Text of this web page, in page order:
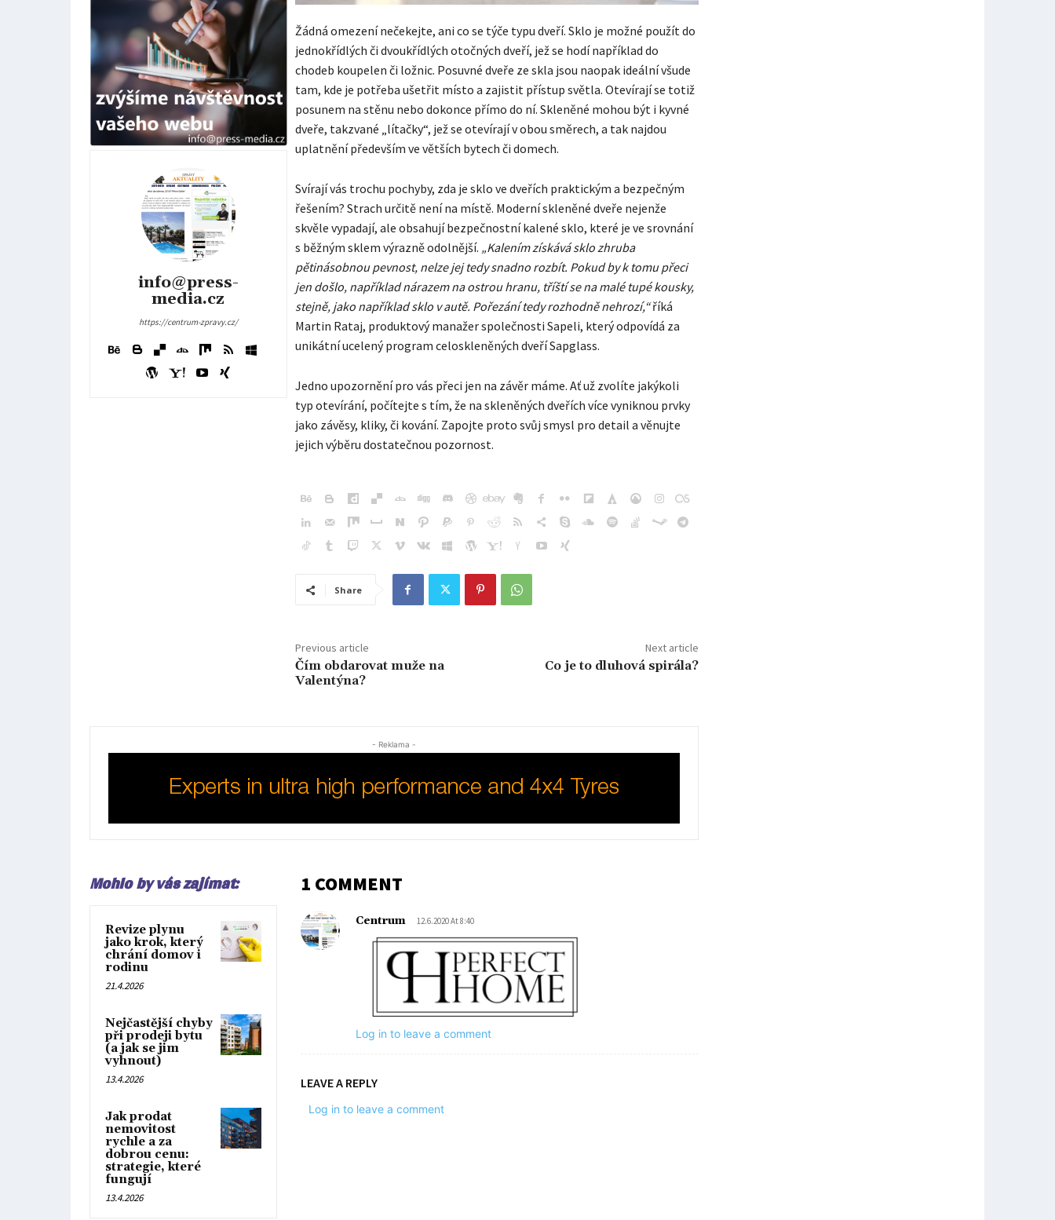
info@press-
media.cz
https://centrum-zpravy.cz/
Žádná omezení nečekejte, ani co se týče typu dveří. Sklo je možné použít do
jednokřídlých či dvoukřídlých otočných dveří, jež se hodí například do
chodeb koupelen či ložnic. Posuvné dveře ze skla jsou naopak ideální všude
tam, kde je potřeba ušetřit místo a zajistit přístup světla. Otevírají se totiž
posunem na stěnu nebo dokonce přímo do ní. Skleněné mohou být i kyvné
dveře, takzvané „lítačky“, jež se otevírají v obou směrech, a tak najdou
uplatnění především ve větších bytech či domech.
Svírají vás trochu pochyby, zda je sklo ve dveřích praktickým a bezpečným
řešením? Strach určitě není na místě. Moderní skleněné dveře nejenže
skvěle vypadají, ale obsahují bezpečnostní kalené sklo, které je ve srovnání
s běžným sklem výrazně odolnější. „Kalením získává sklo zhruba
pětinásobnou pevnost, nelze jej tedy snadno rozbít. Pokud by k tomu přeci
jen došlo, například nárazem na ostrou hranu, tříští se na malé tupé kousky,
stejně, jako například sklo v autě. Pořezání tedy rozhodně nehrozí,“říká
Martin Rataj, produktový manažer společnosti Sapeli, který odpovídá za
unikátní ucelený program celoskleněných dveří Sapglass.
Jedno upozornění pro vás přeci jen na závěr máme. Ať už zvolíte jakýkoli
typ otevírání, počítejte s tím, že na skleněných dveřích více vyniknou prvky
jako závěsy, kliky, či kování. Zapojte proto svůj smysl pro detail a věnujte
jejich výběru dostatečnou pozornost.
Share
Previous article
Čím obdarovat muže na
Valentýna?
Next article
Co je to dluhová spirála?
- Reklama -
Mohlo by vás zajímat:
Revize plynu
jako krok, který
chrání domov i
rodinu
21.4.2026
Nejčastější chyby
při prodeji bytu
(a jak se jim
vyhnout)
13.4.2026
Jak prodat
nemovitost
rychle a za
dobrou cenu:
strategie, které
fungují
13.4.2026
1 COMMENT
Centrum 12.6.2020 At 8:40
Log in to leave a comment
LEAVE A REPLY
Log in to leave a comment